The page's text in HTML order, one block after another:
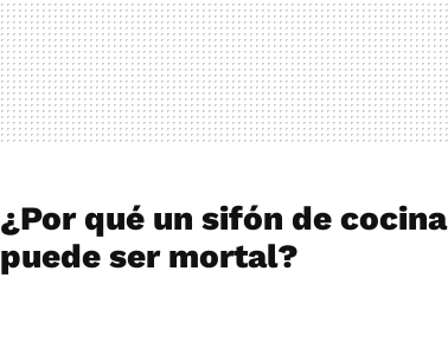
¿Por qué un sifón de cocina
puede ser mortal?